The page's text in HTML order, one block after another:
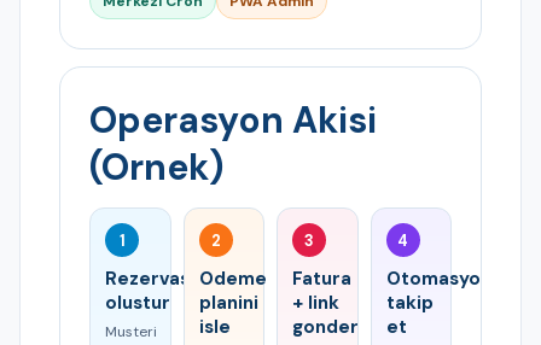
Operasyon Akisi
(Ornek)
1
Rezervasyon
olustur
Musteri
2
Odeme
planini
isle
3
Fatura
+ link
gonder
4
Otomasyonla
takip
et